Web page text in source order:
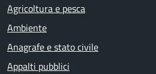
Agricoltura e pesca
Ambiente
Anagrafe e stato civile
Appalti pubblici